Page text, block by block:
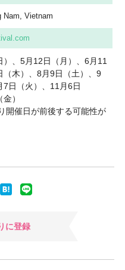
Nam, Vietnam
）、5月12日（月）、6月11
（木）、8月9日（土）、9
7日（火）、11月6日
）
開催日が前後する可能性が
に登録